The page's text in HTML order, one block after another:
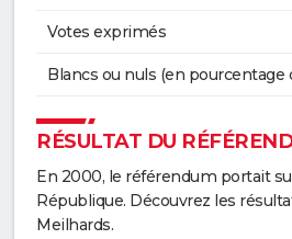
Votes exprimés
Blancs ou nuls (en pourcentage
RÉSULTAT DU
En 2000, le référendum portait
République. Découvrez les
Meilhards.